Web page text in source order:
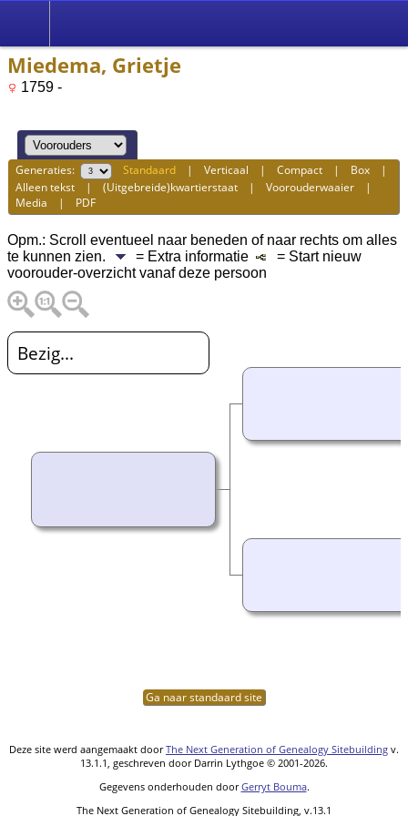
Miedema, Grietje
1759 -
Generaties: Standaard |Verticaal |Compact | Box |
Alleen tekst |(Uitgebreide)kwartierstaat |Voorouderwaaier |
Media | PDF
Opm.: Scroll eventueel naar beneden of naar rechts om alles
te kunnen zien.
= Extra informatie
= Start nieuw
voorouder-overzicht vanaf deze persoon
Bezig...
Ga naar standaard site
Deze site werd aangemaakt doorThe Next Generation of Genealogy Sitebuilding v.
13.1.1, geschreven door Darrin Lythgoe © 2001-2026.
Gegevens onderhouden doorGerryt Bouma.
The Next Generation of Genealogy Sitebuilding, v.13.1